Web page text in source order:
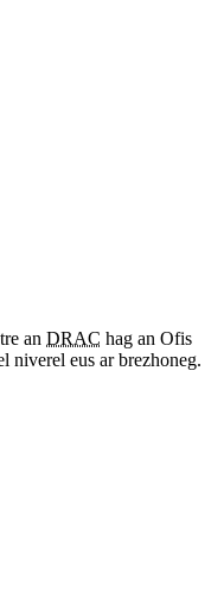
an DRAC hag an Ofis
niverel eus ar brezhoneg.